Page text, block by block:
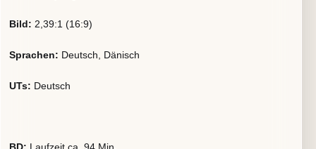
Bild: 2,39:1 (16:9)
Sprachen: Deutsch, Dänisch
UTs: Deutsch